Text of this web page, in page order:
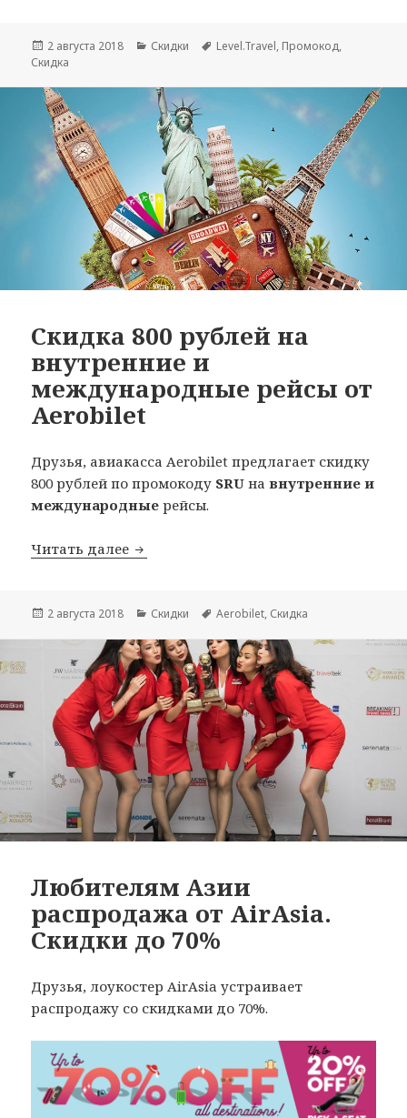
Опубликовано
2 августа 2018 Рубрики
Скидки Метки
Level.Travel, Промокод,
Скидка
Скидка 800 рублей на
внутренние и
международные рейсы от
Aerobilet
Друзья, авиакасса Aerobilet предлагает скидку
800 рублей по промокоду SRU навнутренние и
международные рейсы.
Читать далее Скидка 800 рублей на внутренние и
Опубликовано
2 августа 2018 Рубрики
Скидки Метки
Aerobilet, Скидка
Любителям Азии
распродажа от AirAsia.
Скидки до 70%
Друзья, лоукостер AirAsia устраивает
распродажу со скидками до 70%.